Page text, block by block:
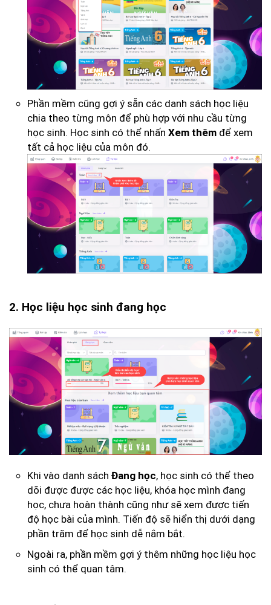
Phần mềm cũng gợi ý sẵn các danh sách học liệu
chia theo từng môn để phù hợp với nhu cầu từng
học sinh. Học sinh có thể nhấn Xem thêm để xem
tất cả học liệu của môn đó.
2. Học liệu học sinh đang học
Khi vào danh sách Đang học, học sinh có thể theo
dõi được được các học liệu, khóa học mình đang
học, chưa hoàn thành cũng như sẽ xem được tiến
độ học bài của mình. Tiến độ sẽ hiển thị dưới dạng
phần trăm để học sinh dễ nắm bắt.
Ngoài ra, phần mềm gợi ý thêm những học liệu học
sinh có thể quan tâm.